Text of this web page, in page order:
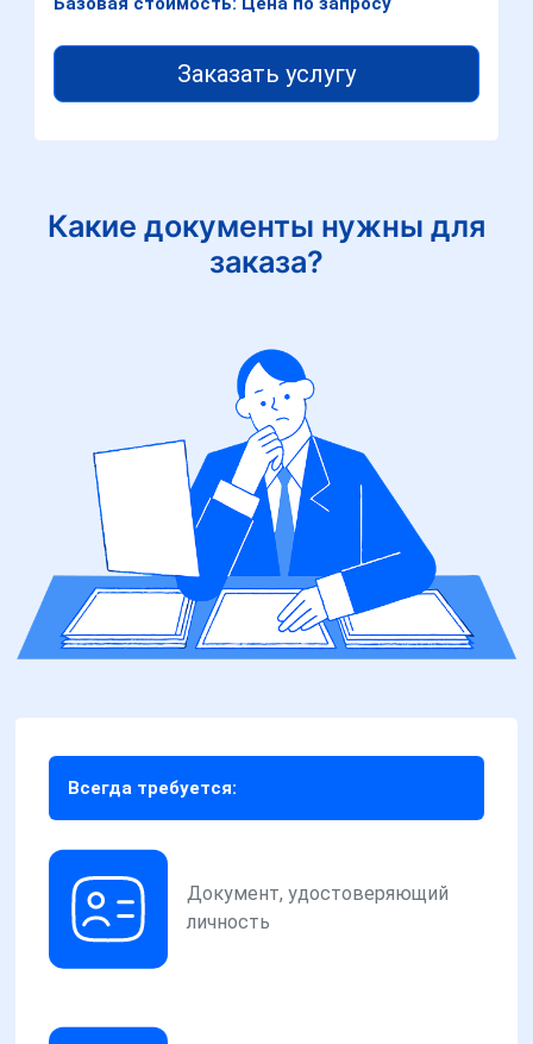
Заказать услугу
Какие документы нужны для
заказа?
Всегда требуется:
Документ, удостоверяющий
личность